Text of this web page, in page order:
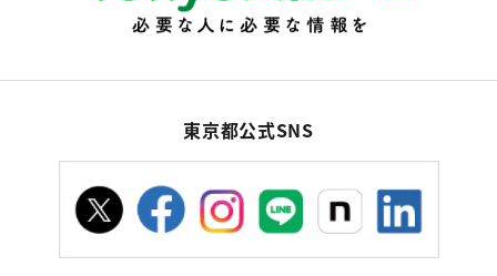
東京都公式SNS